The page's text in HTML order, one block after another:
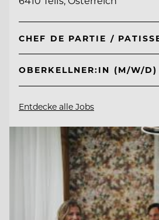
CHEF DE PARTIE /
OBERKELLNER:IN (M/W/D)
Entdecke alle Jobs